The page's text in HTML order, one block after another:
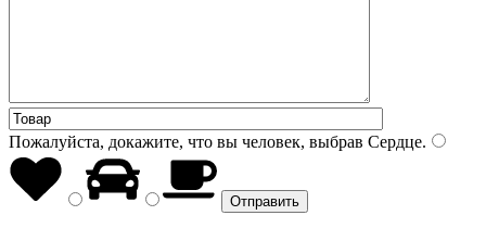
Пожалуйста, докажите, что вы человек, выбрав Сердце.